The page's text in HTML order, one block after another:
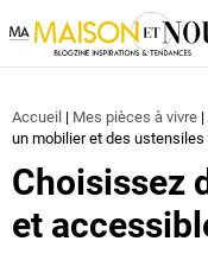
Ma
Accueil | Mes pièces à vivre |
un mobilier et des
Choisissez
et